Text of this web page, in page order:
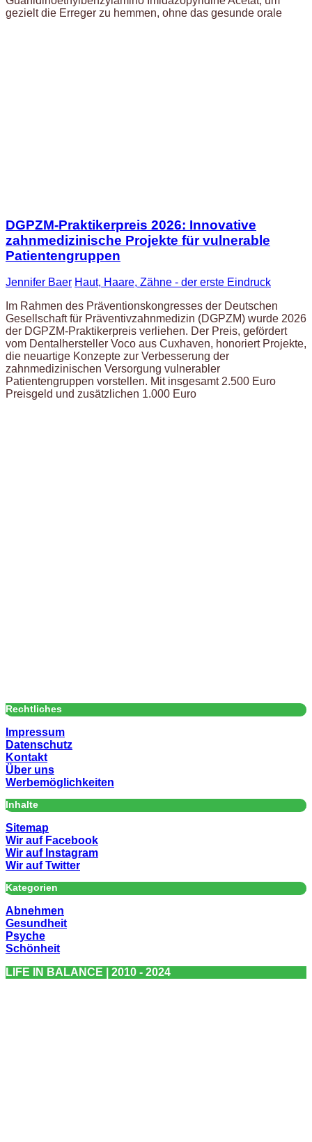
gezielt die Erreger zu hemmen, ohne das gesunde orale
DGPZM-Praktikerpreis 2026: Innovative
zahnmedizinische Projekte für vulnerable
Patientengruppen
Jennifer Baer Haut, Haare, Zähne - der erste Eindruck
Im Rahmen des Präventionskongresses der Deutschen
Gesellschaft für Präventivzahnmedizin (DGPZM) wurde 2026
der DGPZM-Praktikerpreis verliehen. Der Preis, gefördert
vom Dentalhersteller Voco aus Cuxhaven, honoriert Projekte,
die neuartige Konzepte zur Verbesserung der
zahnmedizinischen Versorgung vulnerabler
Patientengruppen vorstellen. Mit insgesamt 2.500 Euro
Preisgeld und zusätzlichen 1.000 Euro
Rechtliches
Impressum
Datenschutz
Kontakt
Über uns
Werbemöglichkeiten
Inhalte
Sitemap
Wir auf Facebook
Wir auf Instagram
Wir auf Twitter
Kategorien
Abnehmen
Gesundheit
Psyche
Schönheit
LIFE IN BALANCE | 2010 - 2024